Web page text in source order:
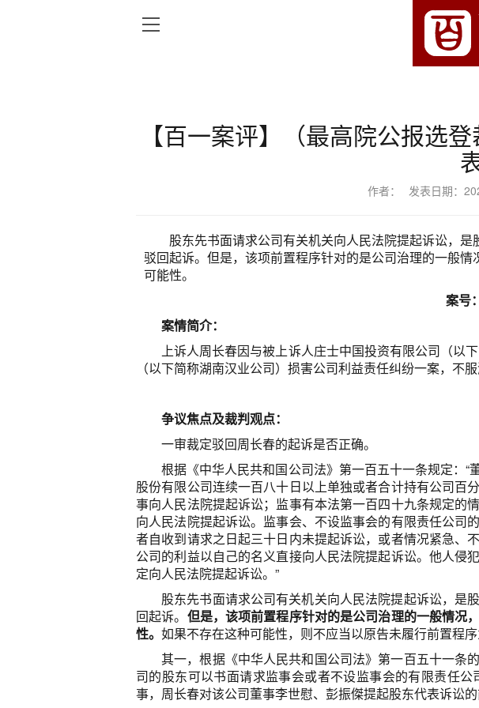
【百一案评】（最高院公报选
作者： 发表日期：
股东先书面请求公司有关机关向人民法院提起诉讼，
驳回起诉。但是，该项前置程序针对的是公司治理的一般
可能性。
案号
案情简介：
上诉人周长春因与被上诉人庄士中国投资有限公司（以
（以下简称湖南汉业公司）损害公司利益责任纠纷一案，不
争议焦点及裁判观点：
一审裁定驳回周长春的起诉是否正确。
根据《中华人民共和国公司法》第一百五十一条规定：“
股份有限公司连续一百八十日以上单独或者合计持有公司
事向人民法院提起诉讼；监事有本法第一百四十九条规定的
向人民法院提起诉讼。监事会、不设监事会的有限责任公
者自收到请求之日起三十日内未提起诉讼，或者情况紧急、
公司的利益以自己的名义直接向人民法院提起诉讼。他人
定向人民法院提起诉讼。”
股东先书面请求公司有关机关向人民法院提起诉讼，是
回起诉。 但是，该项前置程序针对的是公司治理的一般情况
性。 如果不存在这种可能性，则不应当以原告未履行前置程
其一，根据《中华人民共和国公司法》第一百五十一条
司的股东可以书面请求监事会或者不设监事会的有限责任
事，周长春对该公司董事李世慰、彭振傑提起股东代表诉讼的